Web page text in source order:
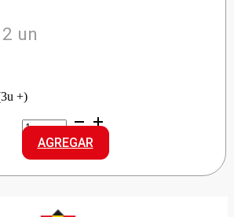
un
+)
NATURA
ACEITE
GIRASOL
cantidad
AGREGAR